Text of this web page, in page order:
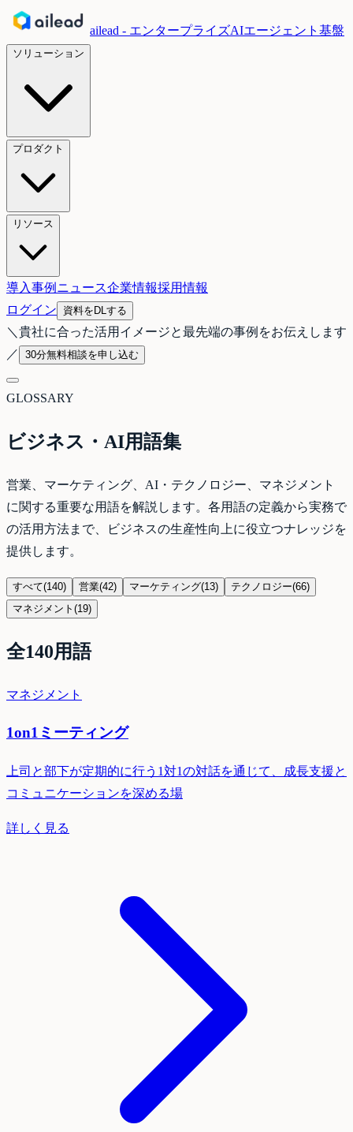
ailead - エンタープライズAIエージェント基盤
ソリューション
プロダクト
リソース
導入事例 ニュース企業情報採用情報
ログイン
資料をDLする
＼ 貴社に合った活用イメージと最先端の事例をお伝えします
／
30分無料相談を申し込む
GLOSSARY
ビジネス・AI用語集
営業、マーケティング、AI・テクノロジー、マネジメント
に関する重要な用語を解説します。各用語の定義から実務で
の活用方法まで、ビジネスの生産性向上に役立つナレッジを
提供します。
すべて(140) 営業(42) マーケティング(13) テクノロジー(66)
マネジメント (19)
全140用語
マネジメント
1on1ミーティング
上司と部下が定期的に行う1対1の対話を通じて、成長支援と
コミュニケーションを深める場
詳しく見る